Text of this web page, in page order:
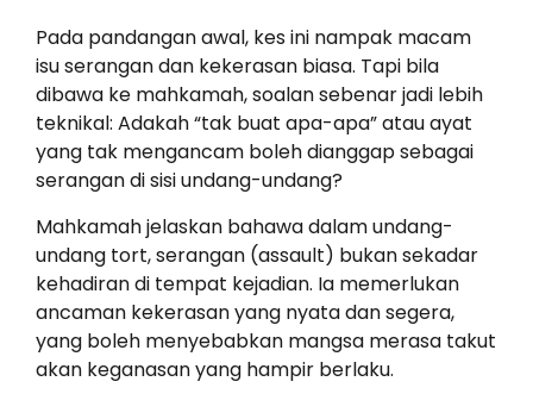
Pada pandangan awal, kes ini nampak macam
isu serangan dan kekerasan biasa. Tapi bila
dibawa ke mahkamah, soalan sebenar jadi lebih
teknikal: Adakah “tak buat apa-apa” atau ayat
yang tak mengancam boleh dianggap sebagai
serangan di sisi undang-undang?
Mahkamah jelaskan bahawa dalam undang-
undang tort, serangan (assault) bukan sekadar
kehadiran di tempat kejadian. Ia memerlukan
ancaman kekerasan yang nyata dan segera,
yang boleh menyebabkan mangsa merasa takut
akan keganasan yang hampir berlaku.